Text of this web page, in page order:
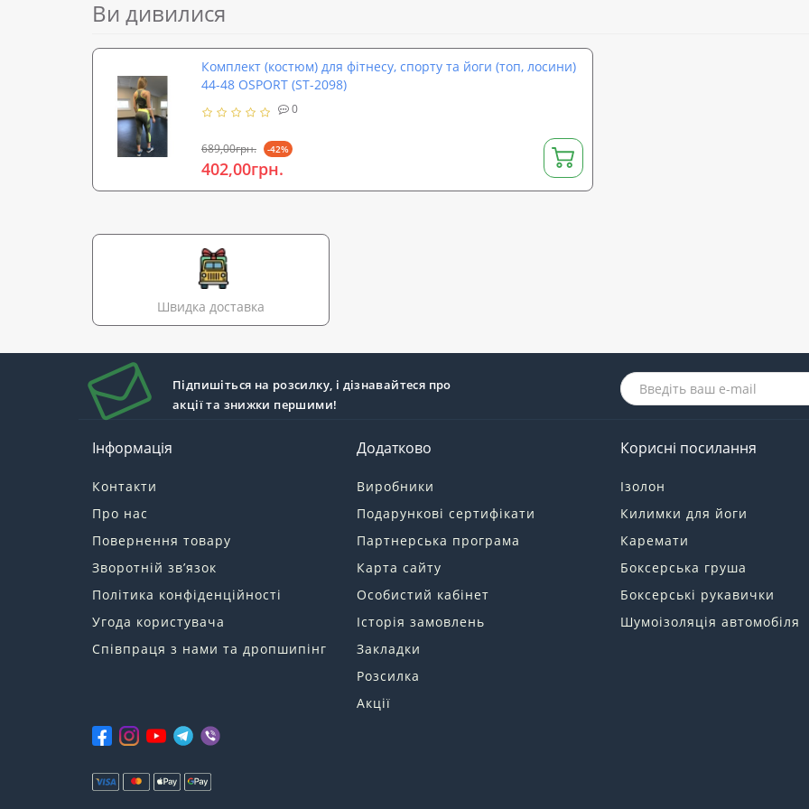
Ви дивилися
Комплект (костюм) для фітнесу, спорту та йоги (топ, лосини)
44-48 OSPORT (ST-2098)
0
689,00грн. -42%
402,00грн.
Швидка доставка
Підпишіться на розсилку, і дізнавайтеся про
акції та знижки першими!
Інформація
Контакти
Про нас
Повернення товару
Зворотній зв’язок
Політика конфіденційності
Угода користувача
Співпраця з нами та дропшипінг
Додатково
Виробники
Подарункові сертифікати
Партнерська програма
Карта сайту
Особистий кабінет
Історія замовлень
Закладки
Розсилка
Акції
Корисні посилання
Ізолон
Килимки для йоги
Каремати
Боксерська груша
Боксерські рукавички
Шумоізоляція автомобіля